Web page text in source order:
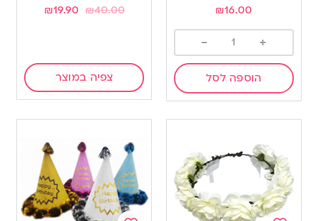
₪16.00
+
-
הוספה לסל
₪40.00
₪19.90
צפיה במוצר